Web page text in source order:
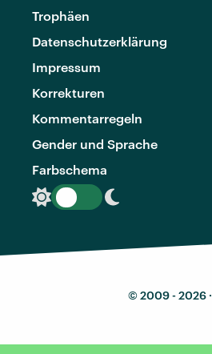
Trophäen
Datenschutzerklärung
Impressum
Korrekturen
Kommentarregeln
Gender und Sprache
Farbschema
© 2009 - 2026 ·